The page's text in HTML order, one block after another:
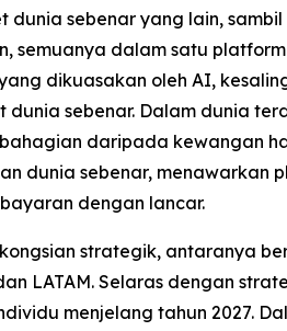
sebenar yang lain,
semuanya dalam satu
dikuasakan oleh AI,
sebenar. Dalam dunia
daripada kewangan
dunia sebenar, menawarkan
dengan lancar.
strategik, antaranya
LATAM. Selaras dengan
menjelang tahun 2027.